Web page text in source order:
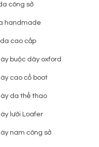
công sở
handmade
cao cấp
buộc dây oxford
cao cổ boot
da thể thao
lười Loafer
nam công sở